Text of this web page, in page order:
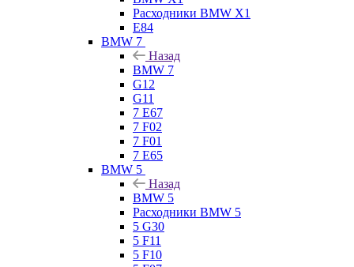
Расходники BMW X1
E84
BMW 7
Назад
BMW 7
G12
G11
7 Е67
7 F02
7 F01
7 E65
BMW 5
Назад
BMW 5
Расходники BMW 5
5 G30
5 F11
5 F10